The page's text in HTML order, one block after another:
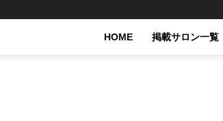
HOME 掲載サロン一覧